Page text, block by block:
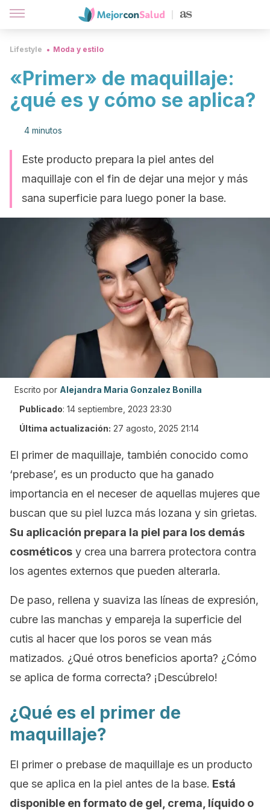
Lifestyle Moda y estilo
«Primer» de maquillaje:
¿qué es y cómo se aplica?
4 minutos
Este producto prepara la piel antes del
maquillaje con el fin de dejar una mejor y más
sana superficie para luego poner la base.
Escrito por Alejandra Maria Gonzalez Bonilla
Publicado: 14 septiembre, 2023 23:30
Última actualización: 27 agosto, 2025 21:14
El primer de maquillaje, también conocido como
‘prebase’, es un producto que ha ganado
importancia en el neceser de aquellas mujeres que
buscan que su piel luzca más lozana y sin grietas.
Su aplicación prepara la piel para los demás
cosméticos y crea una barrera protectora contra
los agentes externos que pueden alterarla.
De paso, rellena y suaviza las líneas de expresión,
cubre las manchas y empareja la superficie del
cutis al hacer que los poros se vean más
matizados. ¿Qué otros beneficios aporta? ¿Cómo
se aplica de forma correcta? ¡Descúbrelo!
¿Qué es el primer de
maquillaje?
El primer o prebase de maquillaje es un producto
que se aplica en la piel antes de la base. Está
disponible en formato de gel, crema, líquido o